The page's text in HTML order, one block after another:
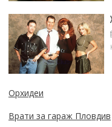
Орхидеи
Врати за гараж Пловдив